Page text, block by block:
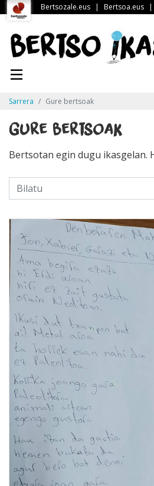
Bertsozale.eus | Bertsoa.eus |
Sarrera Gure bertsoak
Gure bertsoak
Bertsotan egin dugu ikasgelan.